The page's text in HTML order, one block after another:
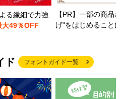
る繊細で力強
大49％OFF
【PR】一部の商品
げ"をはじめること
ド フォントガイド一覧